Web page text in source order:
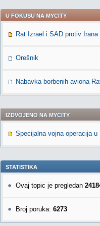
U FOKUSU NA MYCITY
Rat Izrael i SAD protiv Irana
Orešnik
Nabavka borbenih aviona
IZDVOJENO NA MYCITY
Specijalna vojna operacija
STATISTIKA
Ovaj topic je pregledan
Broj poruka: 6273